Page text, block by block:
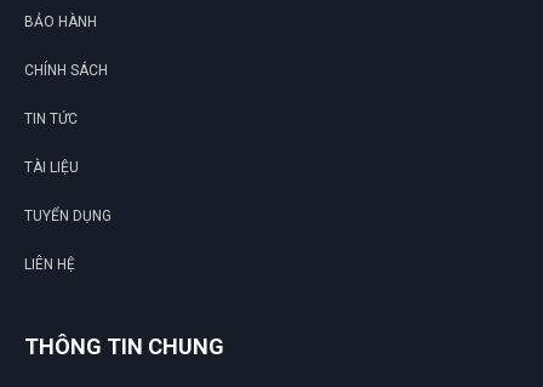
BẢO HÀNH
CHÍNH SÁCH
TIN TỨC
TÀI LIỆU
TUYỂN DỤNG
LIÊN HỆ
THÔNG TIN CHUNG